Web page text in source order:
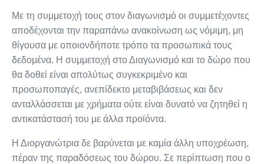
Με τη συμμετοχή τους στον διαγωνισμό οι συμμετέχοντες
αποδέχονται την παραπάνω ανακοίνωση ως νόμιμη, μη
θίγουσα με οποιονδήποτε τρόπο τα προσωπικά τους
δεδομένα. Η συμμετοχή στο Διαγωνισμό και το δώρο που
θα δοθεί είναι απολύτως συγκεκριμένο και
προσωποπαγές, ανεπίδεκτο μεταβιβάσεως και δεν
ανταλλάσσεται με χρήματα ούτε είναι δυνατό να ζητηθεί η
αντικατάστασή του με άλλα προϊόντα.
Η Διοργανώτρια δε βαρύνεται με καμία άλλη υποχρέωση,
πέραν της παραδόσεως του δώρου. Σε περίπτωση που ο